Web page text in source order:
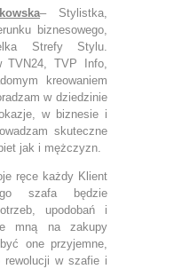
– Stylistka,
biznesowego,
Strefy Stylu.
TVN24, TVP Info,
kreowaniem
w dziedzinie
w biznesie i
skuteczne
jak i mężczyzn.
ręce każdy Klient
szafa będzie
upodobań i
mną na zakupy
one przyjemne,
rewolucji w szafie i